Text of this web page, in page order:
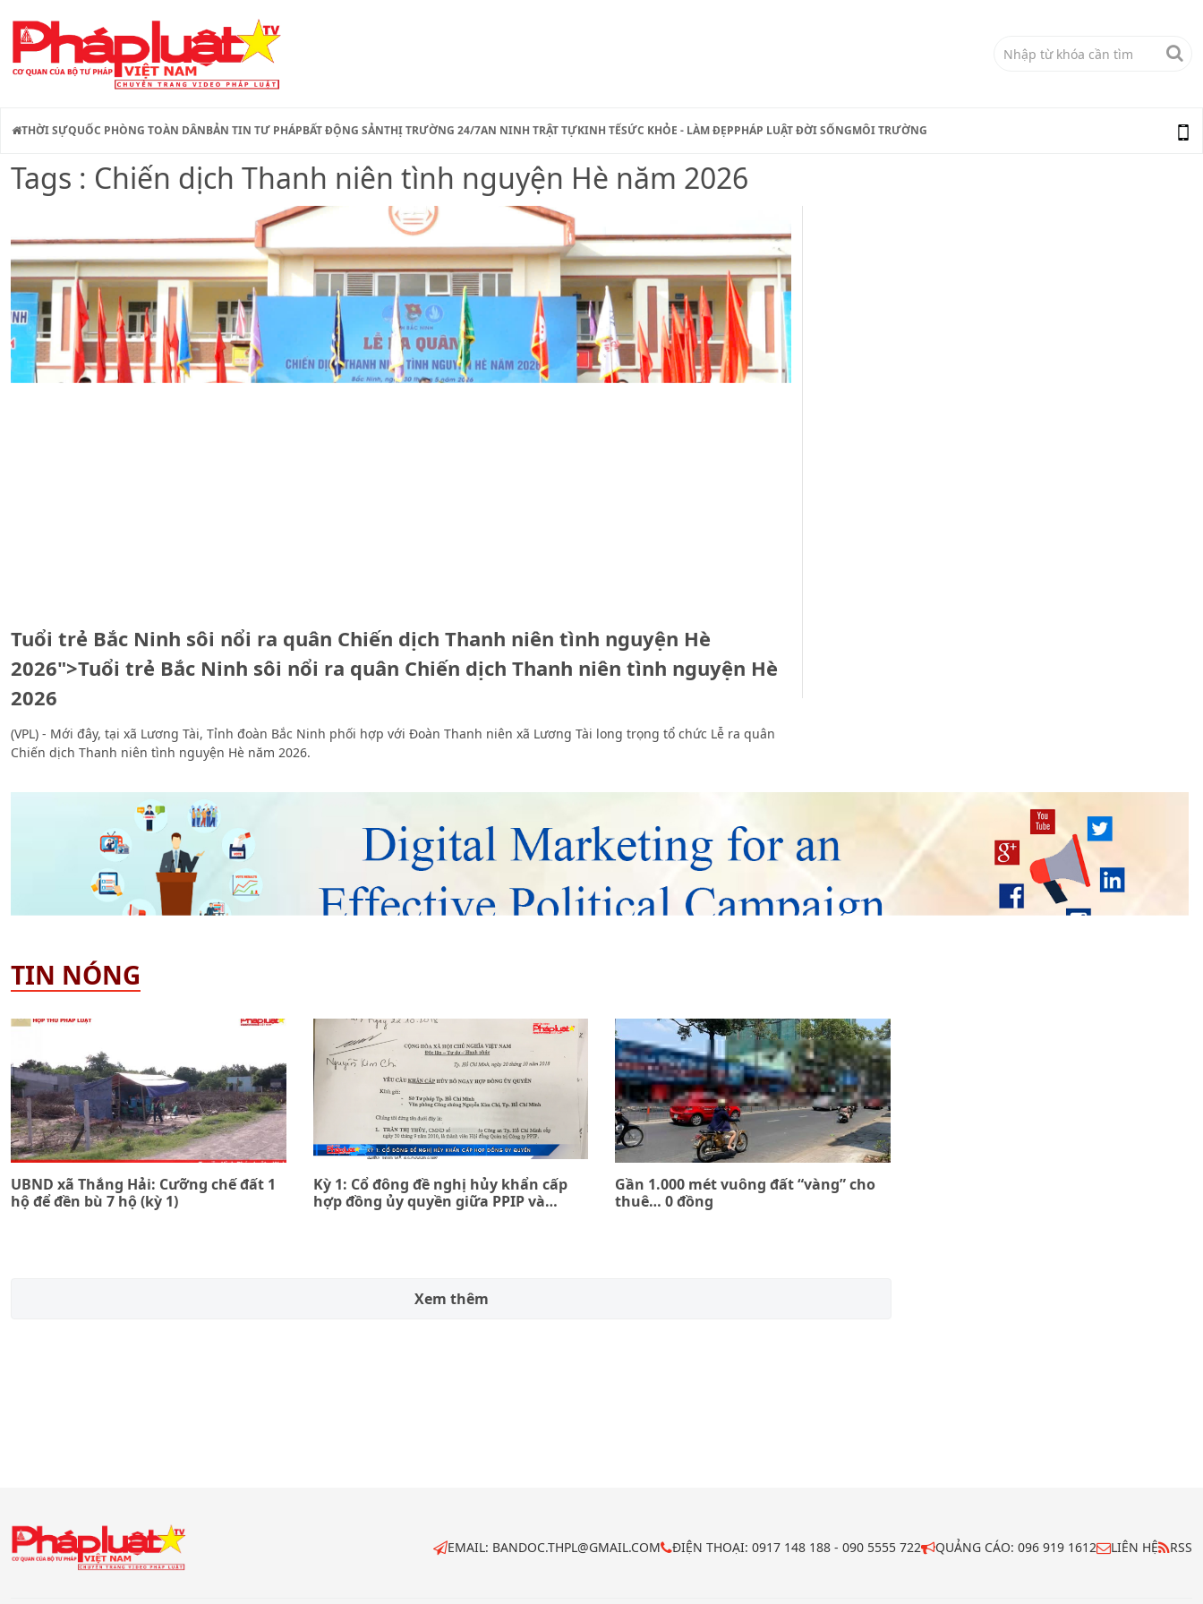
THỜI SỰQUỐC PHÒNG TOÀN DÂNBẢN TIN TƯ PHÁPBẤT ĐỘNG SẢNTHỊ TRƯỜNG 24/7AN NINH TRẬT TỰKINH TẾSỨC KHỎE - LÀM ĐẸPPHÁP LUẬT ĐỜI SỐNGMÔI TRƯỜNG
Tags : Chiến dịch Thanh niên tình nguyện Hè năm 2026
Tuổi trẻ Bắc Ninh sôi nổi ra quân Chiến dịch Thanh niên tình nguyện Hè
2026">Tuổi trẻ Bắc Ninh sôi nổi ra quân Chiến dịch Thanh niên tình nguyện Hè
2026
(VPL) - Mới đây, tại xã Lương Tài, Tỉnh đoàn Bắc Ninh phối hợp với Đoàn Thanh niên xã Lương Tài long trọng tổ chức Lễ ra quân
Chiến dịch Thanh niên tình nguyện Hè năm 2026.
TIN NÓNG
UBND xã Thắng Hải: Cưỡng chế đất 1
hộ để đền bù 7 hộ (kỳ 1)
Kỳ 1: Cổ đông đề nghị hủy khẩn cấp
hợp đồng ủy quyền giữa PPIP và
Gần 1.000 mét vuông đất “vàng” cho
thuê… 0 đồng
Xem thêm
EMAIL: BANDOC.THPL@GMAIL.COM ĐIỆN THOẠI: 0917 148 188 - 090 5555 722 QUẢNG CÁO: 096 919 1612 LIÊN HỆ RSS